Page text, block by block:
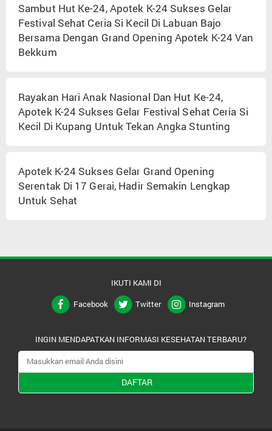
Sambut Hut Ke-24, Apotek K-24 Sukses Gelar
Festival Sehat Ceria Si Kecil Di Labuan Bajo
Bersama Dengan Grand Opening Apotek K-24 Van
Bekkum
Rayakan Hari Anak Nasional Dan Hut Ke-24,
Apotek K-24 Sukses Gelar Festival Sehat Ceria Si
Kecil Di Kupang Untuk Tekan Angka Stunting
Apotek K-24 Sukses Gelar Grand Opening
Serentak Di 17 Gerai, Hadir Semakin Lengkap
Untuk Sehat
IKUTI KAMI DI
Facebook
Twitter Instagram
INGIN MENDAPATKAN INFORMASI KESEHATAN TERBARU?
DAFTAR